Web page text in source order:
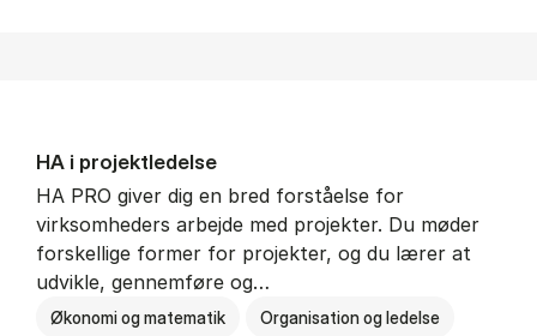
HA i pro­jekt­le­del­se
HA PRO giver dig en bred forståelse for
virksomheders arbejde med projekter. Du møder
forskellige former for projekter, og du lærer at
udvikle, gennemføre og…
Økonomi og matematik Organisation og ledelse